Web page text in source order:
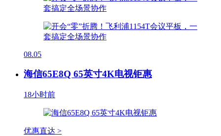
08.05
海信65E8Q 65英寸4K电视钜惠
18小时前
优惠直达 >